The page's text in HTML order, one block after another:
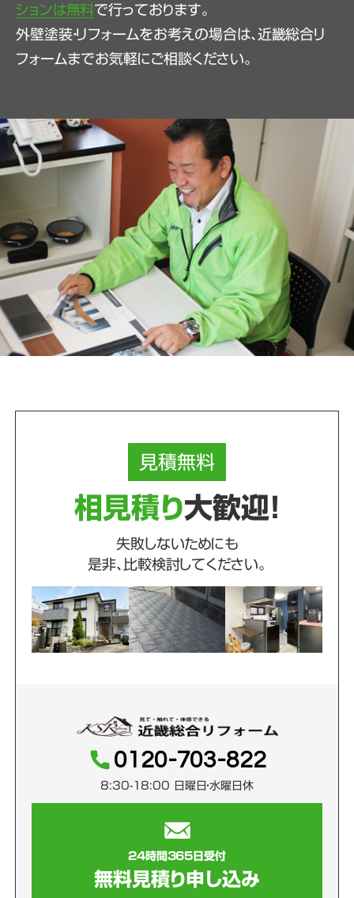
ションは無料で行っております。
外壁塗装・リフォームをお考えの場合は、近畿総合リ
フォームまでお気軽にご相談ください。
見積無料
相見積り大歓迎！
失敗しないためにも
是非、比較検討してください。
0120-703-822
8:30-18:00 日曜日・水曜日休
24時間365日受付
無料見積り申し込み